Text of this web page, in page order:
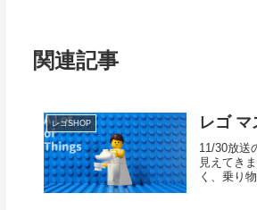
関連記事
レゴSHOP レゴ マ
11/30放送
見えてき
く、乗り